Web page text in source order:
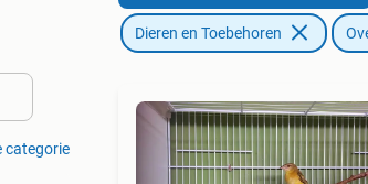
categorie
Dieren en Toebehoren